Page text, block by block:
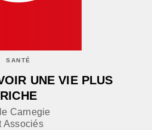
SANTÉ
UNE VIE PLUS
RICHE
Carnegie
Associés